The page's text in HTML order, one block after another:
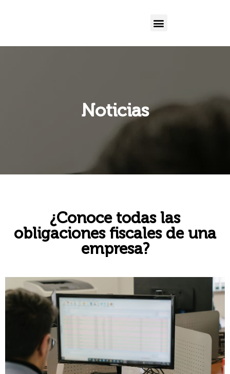
Noticias
¿Conoce todas las
obligaciones fiscales de una
empresa?